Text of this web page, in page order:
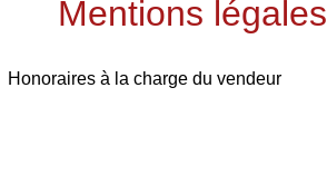
Mentions légales
Honoraires à la charge du vendeur